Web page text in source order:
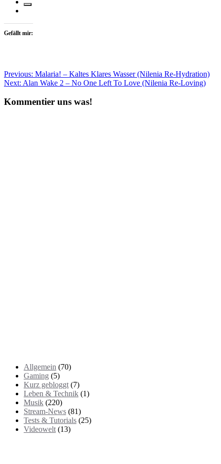
Gefällt mir:
Beitragsnavigation
Previous: Malaria! – Kaltes Klares Wasser (Nilenia Re-Hydration)
Next: Alan Wake 2 – No One Left To Love (Nilenia Re-Loving)
Kommentier uns was!
Allgemein (70)
Gaming (5)
Kurz gebloggt (7)
Leben & Technik (1)
Musik (220)
Stream-News (81)
Tests & Tutorials (25)
Videowelt (13)